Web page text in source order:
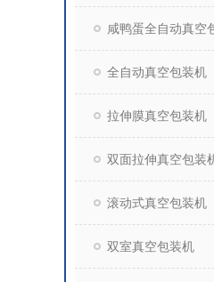
咸鸭蛋全自动真空
全自动真空包装机
拉伸膜真空包装机
双面拉伸真空包装
滚动式真空包装机
双室真空包装机